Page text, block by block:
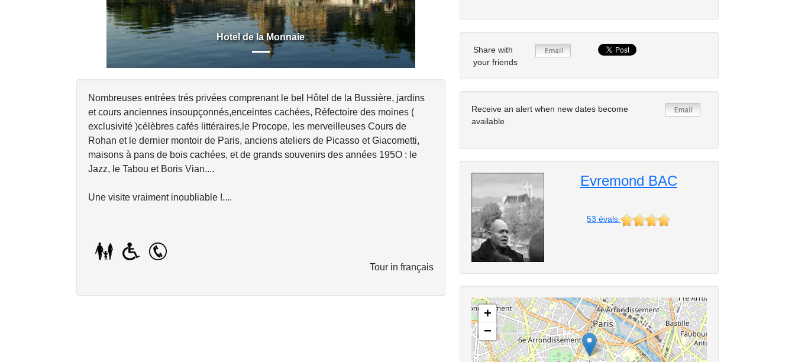
Hotel de la Monnaie
Nombreuses entrées trés privées comprenant le bel Hôtel de la Bussière, jardins
et cours anciennes insoupçonnés,enceintes cachées, Réfectoire des moines (
exclusivité )célèbres cafés littéraires,le Procope, les merveilleuses Cours de
Rohan et le dernier montoir de Paris, anciens ateliers de Picasso et Giacometti,
maisons à pans de bois cachées, et de grands souvenirs des années 195O : le
Jazz, le Tabou et Boris Vian....
Une visite vraiment inoubliable !....
Tour in français
Share with
your friends
Receive an alert when new dates become
available
Evremond BAC
53 évals
+
−